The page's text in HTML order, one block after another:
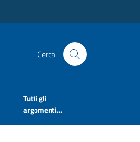
Cerca
Tutti gli
argomenti...